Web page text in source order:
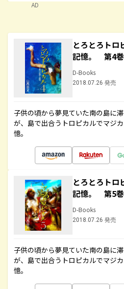
AD
とろとろト
記憶。 第4巻
D-Books
2018.07.26 発売
子供の頃から夢見ていた南の島に
が、島で出合うトロピカルでマジ
憶。
とろとろト
記憶。 第5巻
D-Books
2018.07.26 発売
子供の頃から夢見ていた南の島に
が、島で出合うトロピカルでマジ
憶。